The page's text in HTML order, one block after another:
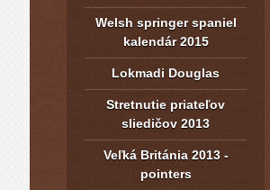
Welsh springer spaniel
kalendár 2015
Lokmadi Douglas
Stretnutie priateľov
sliedičov 2013
Veľká Británia 2013 -
pointers